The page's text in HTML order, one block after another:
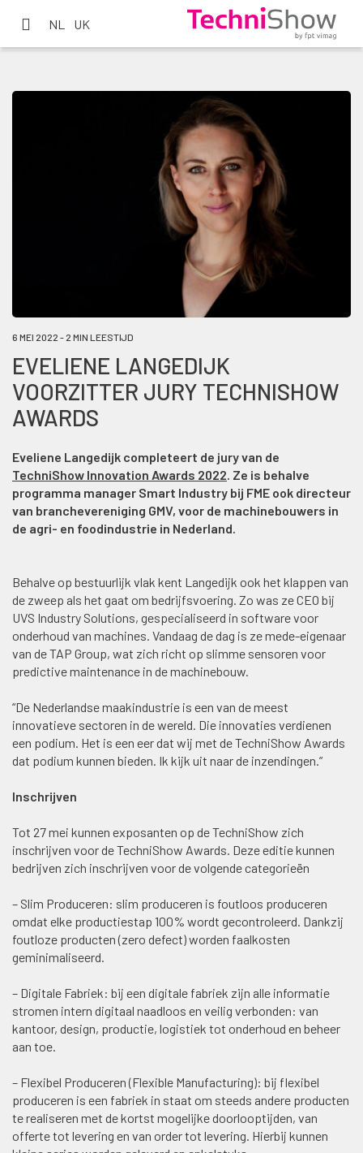
NL UK
6 MEI 2022 - 2 MIN LEESTIJD
EVELIENE LANGEDIJK
VOORZITTER JURY TECHNISHOW
AWARDS
Eveliene Langedijk completeert de jury van de
TechniShow Innovation Awards 2022 . Ze is behalve
programma manager Smart Industry bij FME ook directeur
van branchevereniging GMV, voor de machinebouwers in
de agri- en foodindustrie in Nederland.
Behalve op bestuurlijk vlak kent Langedijk ook het klappen van
de zweep als het gaat om bedrijfsvoering. Zo was ze CEO bij
UVS Industry Solutions, gespecialiseerd in software voor
onderhoud van machines. Vandaag de dag is ze mede-eigenaar
van de TAP Group, wat zich richt op slimme sensoren voor
predictive maintenance in de machinebouw.
“De Nederlandse maakindustrie is een van de meest
innovatieve sectoren in de wereld. Die innovaties verdienen
een podium. Het is een eer dat wij met de TechniShow Awards
dat podium kunnen bieden. Ik kijk uit naar de inzendingen.”
Inschrijven
Tot 27 mei kunnen exposanten op de TechniShow zich
inschrijven voor de TechniShow Awards. Deze editie kunnen
bedrijven zich inschrijven voor de volgende categorieën
– Slim Produceren: slim produceren is foutloos produceren
omdat elke productiestap 100% wordt gecontroleerd. Dankzij
foutloze producten (zero defect) worden faalkosten
geminimaliseerd.
– Digitale Fabriek: bij een digitale fabriek zijn alle informatie
stromen intern digitaal naadloos en veilig verbonden: van
kantoor, design, productie, logistiek tot onderhoud en beheer
aan toe.
– Flexibel Produceren (Flexible Manufacturing): bij flexibel
produceren is een fabriek in staat om steeds andere producten
te realiseren met de kortst mogelijke doorlooptijden, van
offerte tot levering en van order tot levering. Hierbij kunnen